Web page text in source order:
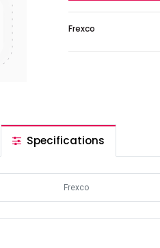
Frexco
Specifications
Frexco